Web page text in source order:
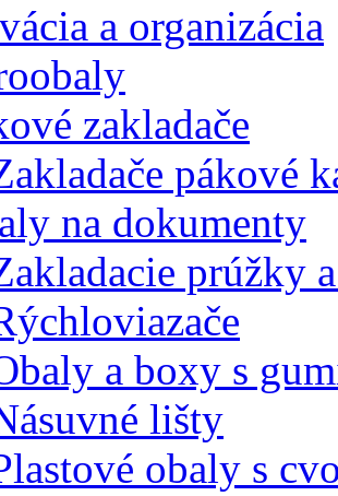
a organizácia
zakladače
pákové
na dokumenty
prúžky
a boxy s
lišty
obaly s